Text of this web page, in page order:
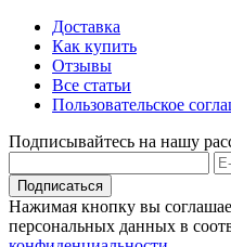
Доставка
Как купить
Отзывы
Все статьи
Пользовательское
Подписывайтесь на нашу
Подписаться
Нажимая кнопку вы
персональных данных в